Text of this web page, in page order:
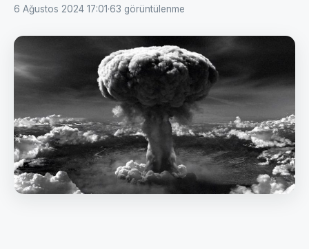
6 Ağustos 2024 17:01·63 görüntülenme